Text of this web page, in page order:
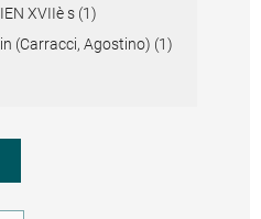
XVIIè s (1)
(Carracci, Agostino) (1)